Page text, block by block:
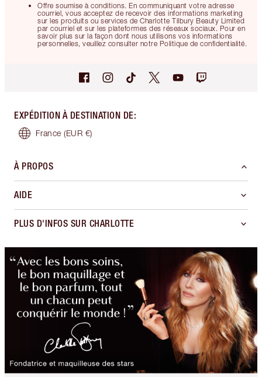
Offre soumise à conditions. En communiquant votre adresse
courriel, vous acceptez de recevoir des informations marketing
sur les produits ou services de Charlotte Tilbury Beauty Limited
par courriel et sur les plateformes des réseaux sociaux. Pour en
savoir plus sur la façon dont nous utilisons vos informations
personnelles, veuillez consulter notre Politique de confidentialité.
EXPÉDITION À DESTINATION DE:
France (EUR €)
À PROPOS
AIDE
PLUS D'INFOS SUR CHARLOTTE